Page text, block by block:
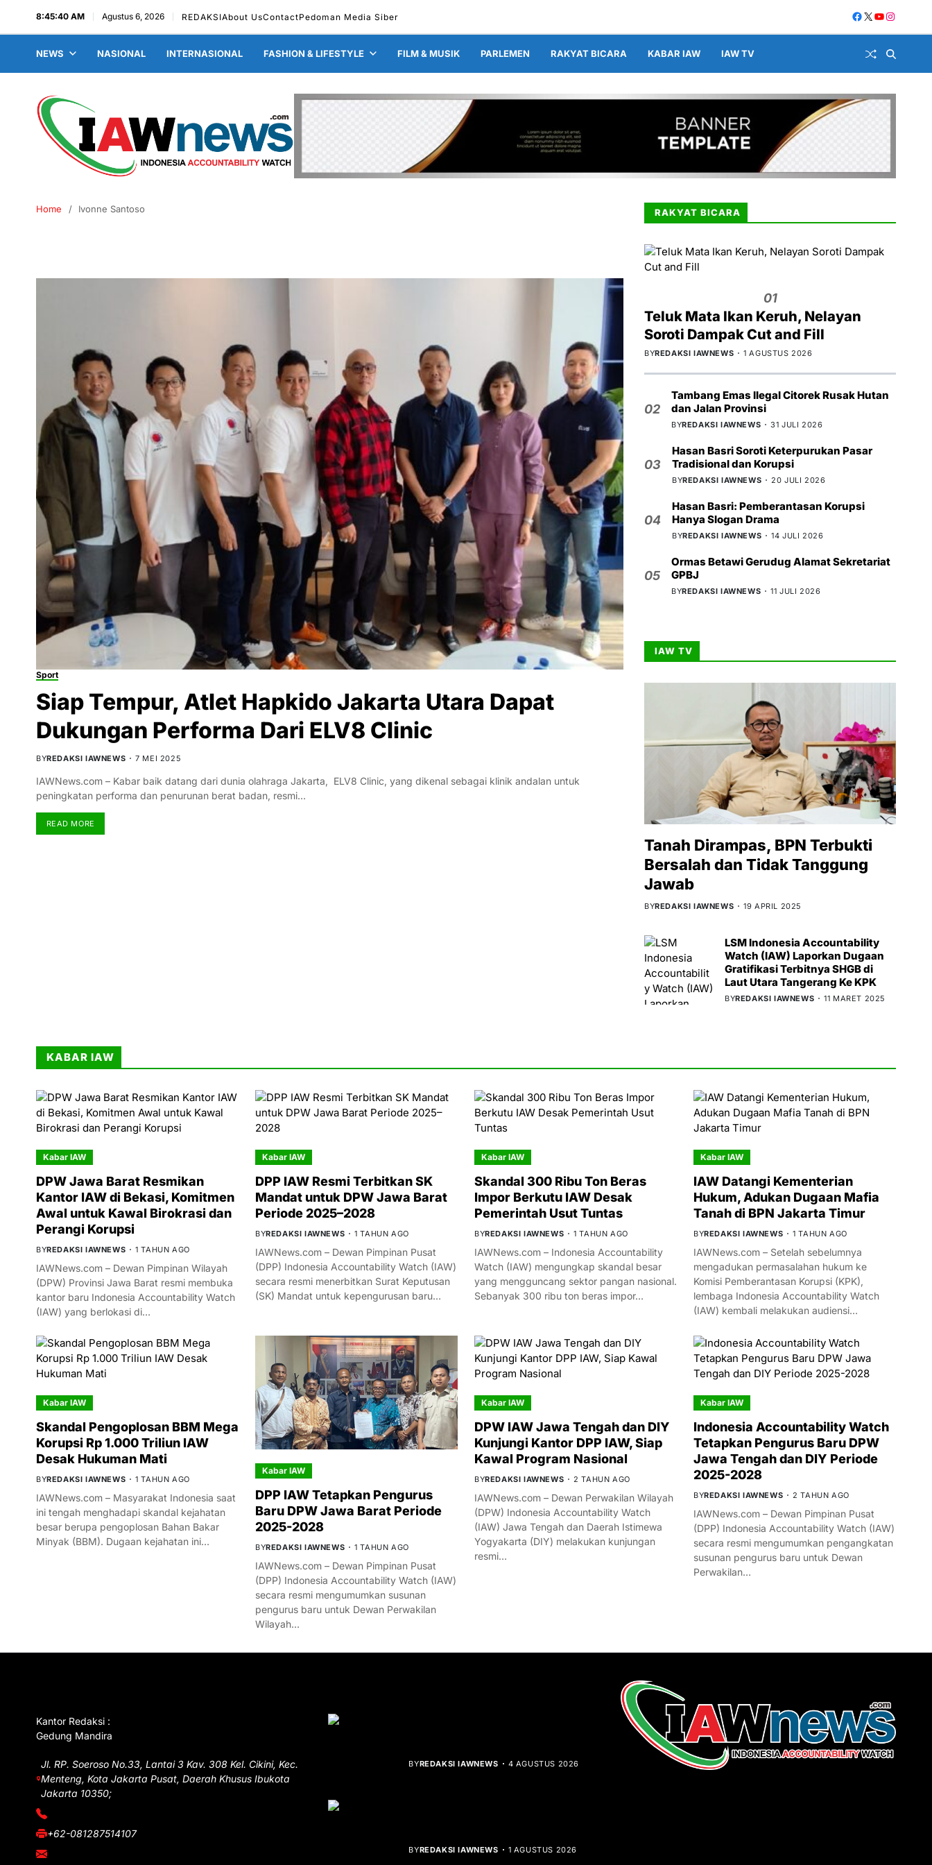
8:45:41 AM Agustus 6, 2026 REDAKSI About UsContactPedoman Media Siber
NEWS NASIONAL INTERNASIONAL FASHION & LIFESTYLE FILM & MUSIK PARLEMEN RAKYAT BICARA KABAR IAW IAW TV
Home Ivonne Santoso
Sport
Siap Tempur, Atlet Hapkido Jakarta Utara Dapat
Dukungan Performa Dari ELV8 Clinic
BYREDAKSI IAWNEWS 7 MEI 2025
IAWNews.com – Kabar baik datang dari dunia olahraga Jakarta, ELV8 Clinic, yang dikenal sebagai klinik andalan untuk
peningkatan performa dan penurunan berat badan, resmi…
READ MORE
RAKYAT BICARA
01
Teluk Mata Ikan Keruh, Nelayan
Soroti Dampak Cut and Fill
BYREDAKSI IAWNEWS 1 AGUSTUS 2026
02
Tambang Emas Ilegal Citorek Rusak Hutan
dan Jalan Provinsi
BYREDAKSI IAWNEWS 31 JULI 2026
03
Hasan Basri Soroti Keterpurukan Pasar
Tradisional dan Korupsi
BYREDAKSI IAWNEWS 20 JULI 2026
04
Hasan Basri: Pemberantasan Korupsi
Hanya Slogan Drama
BYREDAKSI IAWNEWS 14 JULI 2026
05
Ormas Betawi Gerudug Alamat Sekretariat
GPBJ
BYREDAKSI IAWNEWS 11 JULI 2026
IAW TV
Tanah Dirampas, BPN Terbukti
Bersalah dan Tidak Tanggung
Jawab
BYREDAKSI IAWNEWS 19 APRIL 2025
LSM Indonesia Accountability
Watch (IAW) Laporkan Dugaan
Gratifikasi Terbitnya SHGB di
Laut Utara Tangerang Ke KPK
BYREDAKSI IAWNEWS 11 MARET 2025
KABAR IAW
Kabar IAW
DPW Jawa Barat Resmikan
Kantor IAW di Bekasi, Komitmen
Awal untuk Kawal Birokrasi dan
Perangi Korupsi
BYREDAKSI IAWNEWS 1 TAHUN AGO
IAWNews.com – Dewan Pimpinan Wilayah
(DPW) Provinsi Jawa Barat resmi membuka
kantor baru Indonesia Accountability Watch
(IAW) yang berlokasi di…
Kabar IAW
DPP IAW Resmi Terbitkan SK
Mandat untuk DPW Jawa Barat
Periode 2025–2028
BYREDAKSI IAWNEWS 1 TAHUN AGO
IAWNews.com – Dewan Pimpinan Pusat
(DPP) Indonesia Accountability Watch (IAW)
secara resmi menerbitkan Surat Keputusan
(SK) Mandat untuk kepengurusan baru…
Kabar IAW
Skandal 300 Ribu Ton Beras
Impor Berkutu IAW Desak
Pemerintah Usut Tuntas
BYREDAKSI IAWNEWS 1 TAHUN AGO
IAWNews.com – Indonesia Accountability
Watch (IAW) mengungkap skandal besar
yang mengguncang sektor pangan nasional.
Sebanyak 300 ribu ton beras impor…
Kabar IAW
IAW Datangi Kementerian
Hukum, Adukan Dugaan Mafia
Tanah di BPN Jakarta Timur
BYREDAKSI IAWNEWS 1 TAHUN AGO
IAWNews.com – Setelah sebelumnya
mengadukan permasalahan hukum ke
Komisi Pemberantasan Korupsi (KPK),
lembaga Indonesia Accountability Watch
(IAW) kembali melakukan audiensi…
Kabar IAW
Skandal Pengoplosan BBM Mega
Korupsi Rp 1.000 Triliun IAW
Desak Hukuman Mati
BYREDAKSI IAWNEWS 1 TAHUN AGO
IAWNews.com – Masyarakat Indonesia saat
ini tengah menghadapi skandal kejahatan
besar berupa pengoplosan Bahan Bakar
Minyak (BBM). Dugaan kejahatan ini…
Kabar IAW
DPP IAW Tetapkan Pengurus
Baru DPW Jawa Barat Periode
2025-2028
BYREDAKSI IAWNEWS 1 TAHUN AGO
IAWNews.com – Dewan Pimpinan Pusat
(DPP) Indonesia Accountability Watch (IAW)
secara resmi mengumumkan susunan
pengurus baru untuk Dewan Perwakilan
Wilayah…
Kabar IAW
DPW IAW Jawa Tengah dan DIY
Kunjungi Kantor DPP IAW, Siap
Kawal Program Nasional
BYREDAKSI IAWNEWS 2 TAHUN AGO
IAWNews.com – Dewan Perwakilan Wilayah
(DPW) Indonesia Accountability Watch
(IAW) Jawa Tengah dan Daerah Istimewa
Yogyakarta (DIY) melakukan kunjungan
resmi…
Kabar IAW
Indonesia Accountability Watch
Tetapkan Pengurus Baru DPW
Jawa Tengah dan DIY Periode
2025-2028
BYREDAKSI IAWNEWS 2 TAHUN AGO
IAWNews.com – Dewan Pimpinan Pusat
(DPP) Indonesia Accountability Watch (IAW)
secara resmi mengumumkan pengangkatan
susunan pengurus baru untuk Dewan
Perwakilan…
Kantor Redaksi :
Gedung Mandira
Jl. RP. Soeroso No.33, Lantai 3 Kav. 308 Kel. Cikini, Kec.
Menteng, Kota Jakarta Pusat, Daerah Khusus Ibukota
Jakarta 10350;
+62-081287514107
BYREDAKSI IAWNEWS 4 AGUSTUS 2026
BYREDAKSI IAWNEWS 1 AGUSTUS 2026